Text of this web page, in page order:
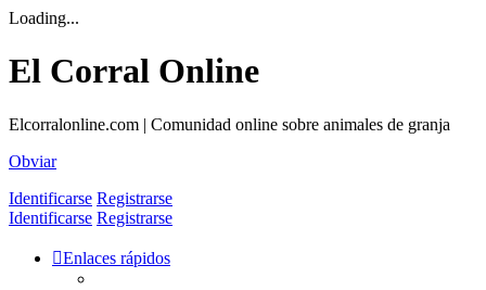
Loading...
El Corral Online
Elcorralonline.com | Comunidad online sobre animales de granja
Obviar
Identificarse Registrarse
Identificarse Registrarse
Enlaces rápidos